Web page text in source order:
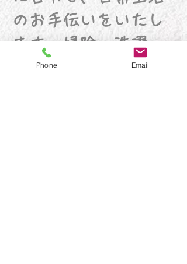
のお手伝いをいたし
ます。 掃除・洗濯・
調理・配膳・
買い物
Phone Email